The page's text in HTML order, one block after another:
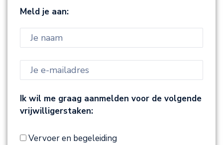
Meld je aan:
Ik wil me graag aanmelden voor de volgende
vrijwilligerstaken:
Vervoer en begeleiding